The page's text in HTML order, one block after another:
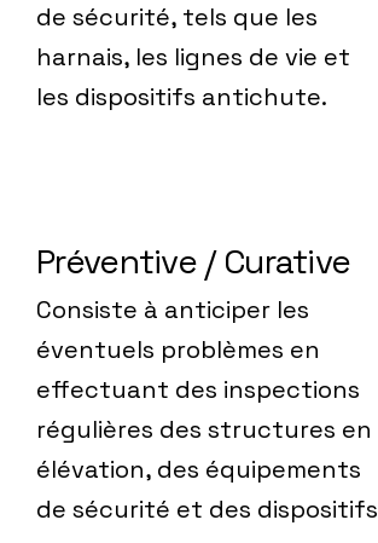
de sécurité, tels que les
harnais, les lignes de vie et
les dispositifs antichute.
Préventive / Curative
Consiste à anticiper les
éventuels problèmes en
effectuant des inspections
régulières des structures en
élévation, des équipements
de sécurité et des dispositifs